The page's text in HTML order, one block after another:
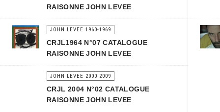
RAISONNE JOHN LEVEE
JOHN LEVEE 1960-1969
CRJL1964 N°07 CATALOGUE
RAISONNE JOHN LEVEE
JOHN LEVEE 2000-2009
CRJL 2004 N°02 CATALOGUE
RAISONNE JOHN LEVEE